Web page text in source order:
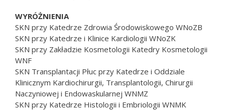
WYRÓŻNIENIA
SKN przy Katedrze Zdrowia Środowiskowego WNoZB
SKN przy Katedrze i Klinice Kardiologii WNoZK
SKN przy Zakładzie Kosmetologii Katedry Kosmetologii
WNF
SKN Transplantacji Płuc przy Katedrze i Oddziale
Klinicznym Kardiochirurgii, Transplantologii, Chirurgii
Naczyniowej i Endowaskularnej WNMZ
SKN przy Katedrze Histologii i Embriologii WNMK